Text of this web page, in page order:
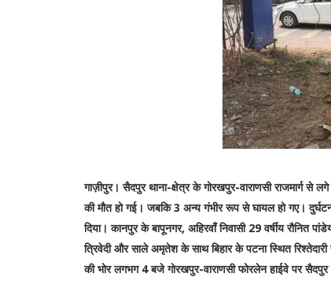
गाज़ीपुर। सैदपुर थाना-क्षेत्र के गोरखपुर-वाराणसी राजमार्ग से
की मौत हो गई। जबकि 3 अन्य गंभीर रूप से घायल हो गए।
दिया। कानपुर के बापूनगर, अहिरवाँ निवासी 29 वर्षीय रौनित
त्रिवेदी और साले अमृतेश के साथ बिहार के पटना स्थित
की भोर लगभग 4 बजे गोरखपुर-वाराणसी फोरलेन हाईवे पर